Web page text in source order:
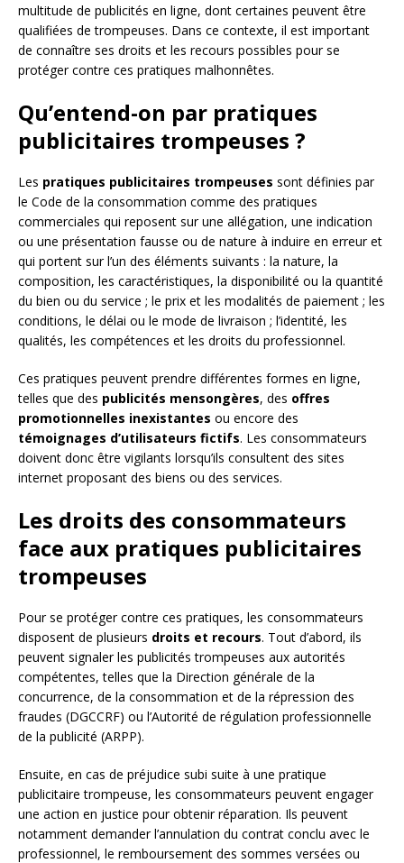
multitude de publicités en ligne, dont certaines peuvent être
qualifiées de trompeuses. Dans ce contexte, il est important
de connaître ses droits et les recours possibles pour se
protéger contre ces pratiques malhonnêtes.
Qu’entend-on par pratiques
publicitaires trompeuses ?
Les pratiques publicitaires trompeuses sont définies par
le Code de la consommation comme des pratiques
commerciales qui reposent sur une allégation, une indication
ou une présentation fausse ou de nature à induire en erreur et
qui portent sur l’un des éléments suivants : la nature, la
composition, les caractéristiques, la disponibilité ou la quantité
du bien ou du service ; le prix et les modalités de paiement ; les
conditions, le délai ou le mode de livraison ; l’identité, les
qualités, les compétences et les droits du professionnel.
Ces pratiques peuvent prendre différentes formes en ligne,
telles que des publicités mensongères, des offres
promotionnelles inexistantes ou encore des
témoignages d’utilisateurs fictifs. Les consommateurs
doivent donc être vigilants lorsqu’ils consultent des sites
internet proposant des biens ou des services.
Les droits des consommateurs
face aux pratiques publicitaires
trompeuses
Pour se protéger contre ces pratiques, les consommateurs
disposent de plusieurs droits et recours. Tout d’abord, ils
peuvent signaler les publicités trompeuses aux autorités
compétentes, telles que la Direction générale de la
concurrence, de la consommation et de la répression des
fraudes (DGCCRF) ou l’Autorité de régulation professionnelle
de la publicité (ARPP).
Ensuite, en cas de préjudice subi suite à une pratique
publicitaire trompeuse, les consommateurs peuvent engager
une action en justice pour obtenir réparation. Ils peuvent
notamment demander l’annulation du contrat conclu avec le
professionnel, le remboursement des sommes versées ou